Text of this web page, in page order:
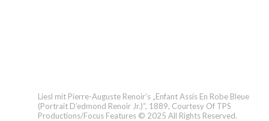
Liesl mit Pierre-Auguste Renoir’s „Enfant Assis En Robe Bleue
(Portrait D’edmond Renoir Jr.)“, 1889, Courtesy Of TPS
Productions/Focus Features © 2025 All Rights Reserved.